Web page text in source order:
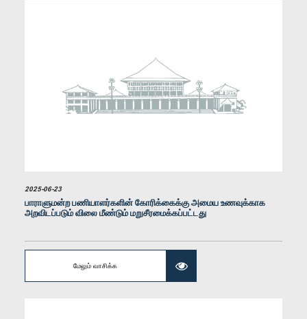
உறுப்பினர்
2025-06-23
பாராளுமன்ற பணியாளர்களின் கோரிக்கைக்கு அமைய உணவுக்காக
அறவிடப்படும் விலை மீண்டும் மறுசீரமைக்கப்பட்டது
மேலும் வாசிக்க